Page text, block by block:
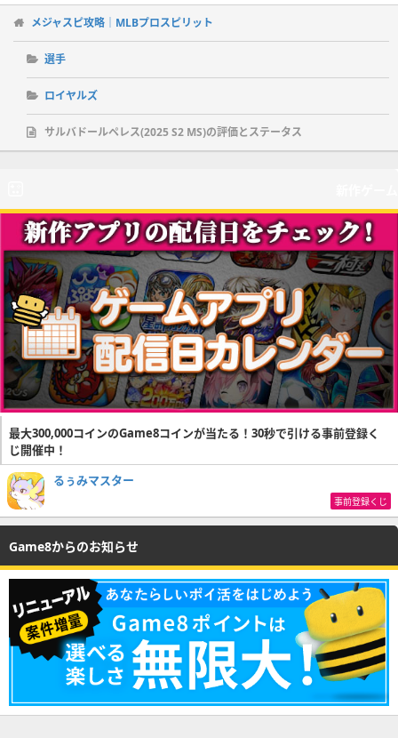
メジャスピ攻略｜MLBプロスピリット
選手
ロイヤルズ
サルバドールペレス(2025 S2 MS)の評価とステータス
最大300,000コインのGame8コインが当たる！30秒で引ける事前登録く
じ開催中！
るぅみマスター
事前登録くじ
Game8からのお知らせ